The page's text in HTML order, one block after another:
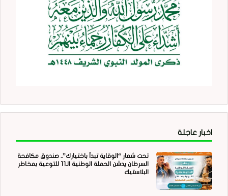
اخبار عاجلة
تحت شعار “الوقاية تبدأ باختيارك”.. صندوق مكافحة
السرطان يدشن الحملة الوطنية الـ11 للتوعية بمخاطر
البلاستيك